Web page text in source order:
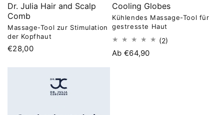
Dr. Julia Hair and Scalp
Comb
Massage-Tool zur Stimulation
der Kopfhaut
Normaler
€28,00
Cooling Globes
Kühlendes Massage-Tool für
gestresste Haut
(2)2
Normaler
Ab €64,90